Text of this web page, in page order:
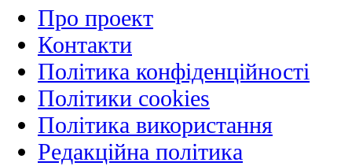
Про проект
Контакти
Політика конфіденційності
Політики cookies
Політика використання
Редакційна політика